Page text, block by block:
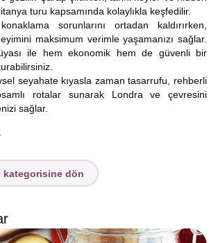
turu kapsamında kolaylıkla keşfedilir.
sorunlarını ortadan kaldırırken,
maksimum verimle yaşamanızı sağlar.
ile hem ekonomik hem de güvenli bir
seyahate kıyasla zaman tasarrufu, rehberli
rotalar sunarak Londra ve çevresini
sağlar.
kategorisine dön